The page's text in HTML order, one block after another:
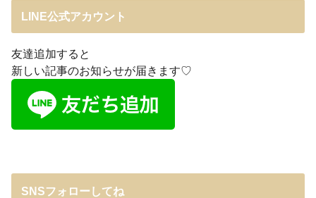
LINE公式アカウント
友達追加すると
新しい記事のお知らせが届きます♡
SNSフォローしてね